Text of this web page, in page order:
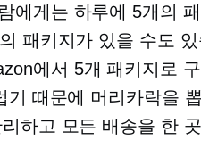
에게는 하루에 5개의
패키지가 있을 수도
에서 5개 패키지로
기 때문에 머리카락을
하고 모든 배송을 한